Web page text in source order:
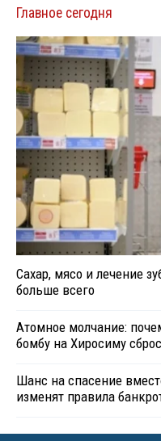
Главное сегодня
Сахар, мясо и лечение
больше всего
Атомное молчание:
бомбу на Хиросиму
Шанс на спасение
изменят правила